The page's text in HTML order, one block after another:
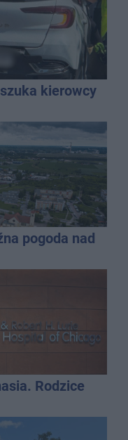
kierowcy
pogoda nad
Rodzice